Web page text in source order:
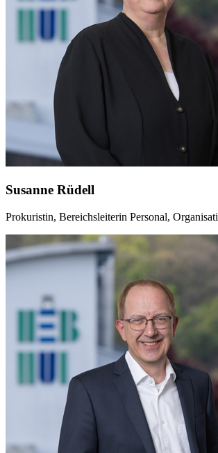
Susanne Rüdell
Prokuristin, Bereichsleiterin Personal,